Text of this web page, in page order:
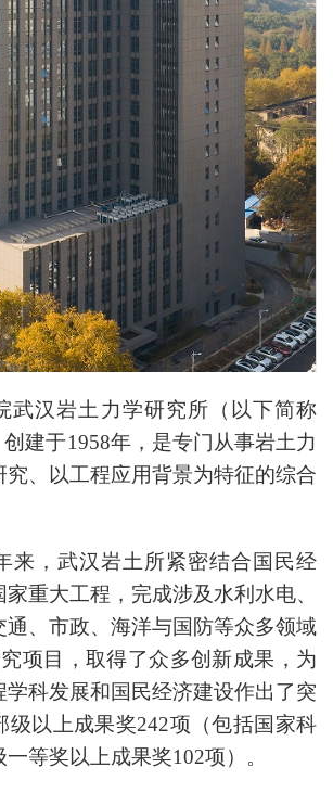
武汉岩土力学研究所（以下简称
创建于1958年，是专门从事岩土力
究、以工程应用背景为特征的综合
来，武汉岩土所紧密结合国民经
重大工程，完成涉及水利水电、
通、市政、海洋与国防等众多领域
项目，取得了众多创新成果，为
学科发展和国民经济建设作出了突
级以上成果奖242项（包括国家科
等奖以上成果奖102项）。